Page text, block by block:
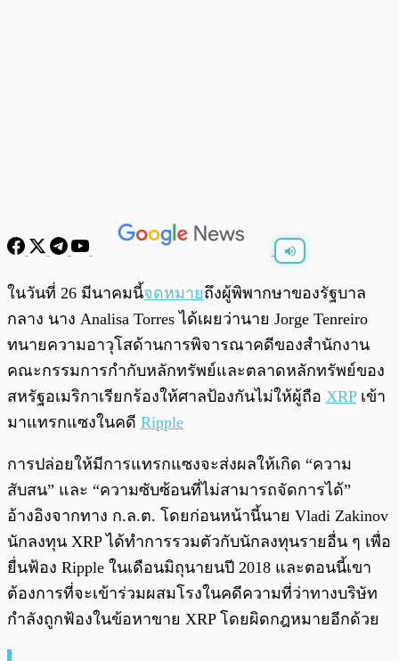
พร้อมเล่น /
ในวันที่ 26 มีนาคมนี้จดหมายถึงผู้พิพากษาของรัฐบาล
กลาง นาง Analisa Torres ได้เผยว่านาย Jorge Tenreiro
ทนายความอาวุโสด้านการพิจารณาคดีของสำนักงาน
คณะกรรมการกำกับหลักทรัพย์และตลาดหลักทรัพย์ของ
สหรัฐอเมริกาเรียกร้องให้ศาลป้องกันไม่ให้ผู้ถือ XRPเข้า
มาแทรกแซงในคดี Ripple
การปล่อยให้มีการแทรกแซงจะส่งผลให้เกิด “ความ
สับสน” และ “ความซับซ้อนที่ไม่สามารถจัดการได้”
อ้างอิงจากทาง ก.ล.ต. โดยก่อนหน้านี้นาย Vladi Zakinov
นักลงทุน XRP ได้ทำการรวมตัวกับนักลงทุนรายอื่น ๆ เพื่อ
ยื่นฟ้อง Ripple ในเดือนมิถุนายนปี 2018 และตอนนี้เขา
ต้องการที่จะเข้าร่วมผสมโรงในคดีความที่ว่าทางบริษัท
กำลังถูกฟ้องในข้อหาขาย XRP โดยผิดกฎหมายอีกด้วย